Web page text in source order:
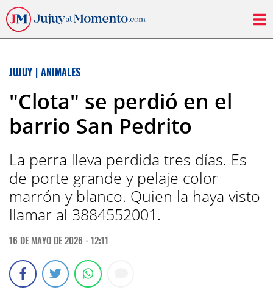
JUJUY | ANIMALES
"Clota" se perdió en el
barrio San Pedrito
La perra lleva perdida tres días. Es
de porte grande y pelaje color
marrón y blanco. Quien la haya visto
llamar al 3884552001.
16 DE MAYO DE 2026 - 12:11